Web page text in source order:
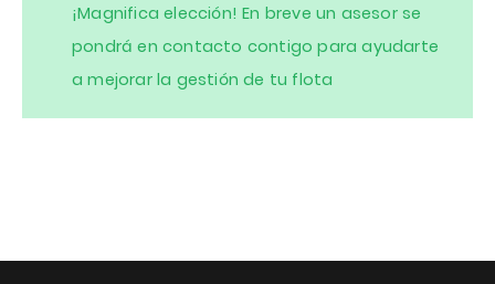
¡Magnifica elección! En breve un asesor se
pondrá en contacto contigo para ayudarte
a mejorar la gestión de tu flota